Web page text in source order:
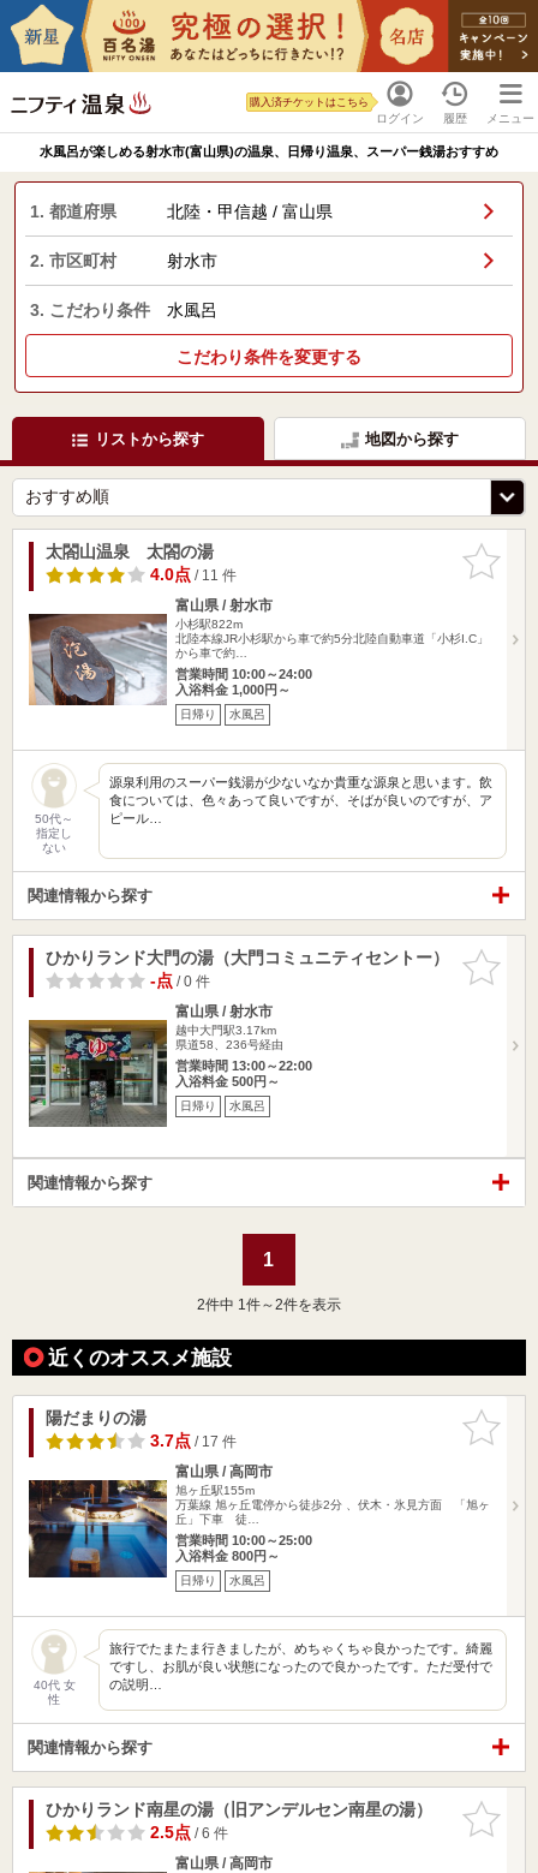
ログイン
購入済チケットはこちら
履歴 メニュー
水風呂が楽しめる射水市(富山県)の温泉、日帰り温泉、スーパー銭湯おすすめ
1. 都道府県 北陸・甲信越 / 富山県
2. 市区町村 射水市
3. こだわり条件 水風呂
こだわり条件を変更する
リストから探す 地図から探す
お気に入
りに追加
太閤山温泉 太閤の湯
4.0点/ 11 件
富山県 / 射水市
小杉駅822m
北陸本線JR小杉駅から車で約5分北陸自動車道「小杉I.C」
から車で約…
営業時間 10:00～24:00
入浴料金 1,000円～
日帰り 水風呂
50代～
指定し
ない
源泉利用のスーパー銭湯が少ないなか貴重な源泉と思います。飲
食については、色々あって良いですが、そばが良いのですが、ア
ピール…
関連情報から探す
お気に入
りに追加
ひかりランド大門の湯（大門コミュニティセントー）
-点/ 0 件
富山県 / 射水市
越中大門駅3.17km
県道58、236号経由
営業時間 13:00～22:00
入浴料金 500円～
日帰り 水風呂
関連情報から探す
1
2件中 1件～2件を表示
近くのオススメ施設
お気に入
りに追加
陽だまりの湯
3.7点/ 17 件
富山県 / 高岡市
旭ヶ丘駅155m
万葉線 旭ヶ丘電停から徒歩2分 、伏木・氷見方面 「旭ヶ
丘」下車 徒…
営業時間 10:00～25:00
入浴料金 800円～
日帰り 水風呂
40代 女
性
旅行でたまたま行きましたが、めちゃくちゃ良かったです。綺麗
ですし、お肌が良い状態になったので良かったです。ただ受付で
の説明…
関連情報から探す
お気に入
りに追加
ひかりランド南星の湯（旧アンデルセン南星の湯）
2.5点/ 6 件
富山県 / 高岡市